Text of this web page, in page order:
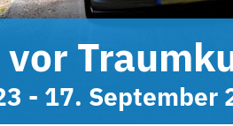
- 17. September